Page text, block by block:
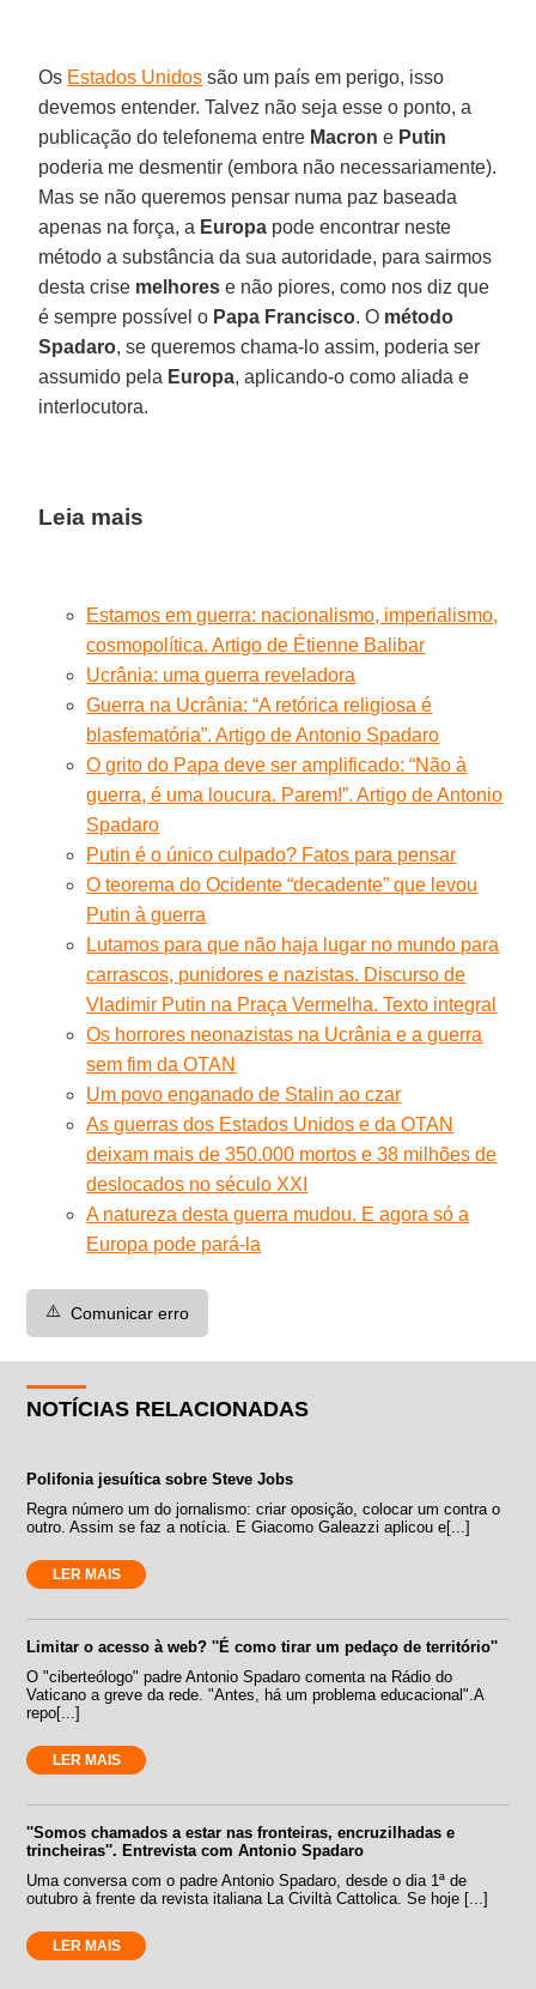
Os Estados Unidos são um país em perigo, isso
devemos entender. Talvez não seja esse o ponto, a
publicação do telefonema entre Macron e Putin
poderia me desmentir (embora não necessariamente).
Mas se não queremos pensar numa paz baseada
apenas na força, a Europa pode encontrar neste
método a substância da sua autoridade, para sairmos
desta crise melhores e não piores, como nos diz que
é sempre possível o Papa Francisco. O método
Spadaro, se queremos chama-lo assim, poderia ser
assumido pela Europa, aplicando-o como aliada e
interlocutora.
Leia mais
Estamos em guerra: nacionalismo, imperialismo,
cosmopolítica. Artigo de Étienne Balibar
Ucrânia: uma guerra reveladora
Guerra na Ucrânia: “A retórica religiosa é
blasfematória”. Artigo de Antonio Spadaro
O grito do Papa deve ser amplificado: “Não à
guerra, é uma loucura. Parem!”. Artigo de Antonio
Spadaro
Putin é o único culpado? Fatos para pensar
O teorema do Ocidente “decadente” que levou
Putin à guerra
Lutamos para que não haja lugar no mundo para
carrascos, punidores e nazistas. Discurso de
Vladimir Putin na Praça Vermelha. Texto integral
Os horrores neonazistas na Ucrânia e a guerra
sem fim da OTAN
Um povo enganado de Stalin ao czar
As guerras dos Estados Unidos e da OTAN
deixam mais de 350.000 mortos e 38 milhões de
deslocados no século XXI
A natureza desta guerra mudou. E agora só a
Europa pode pará-la
⚠️ Comunicar erro
NOTÍCIAS RELACIONADAS
Polifonia jesuítica sobre Steve Jobs
Regra número um do jornalismo: criar oposição, colocar um contra o
outro. Assim se faz a notícia. E Giacomo Galeazzi aplicou e[...]
LER MAIS
Limitar o acesso à web? ''É como tirar um pedaço de território''
O "ciberteólogo" padre Antonio Spadaro comenta na Rádio do
Vaticano a greve da rede. "Antes, há um problema educacional".A
repo[...]
LER MAIS
''Somos chamados a estar nas fronteiras, encruzilhadas e
trincheiras''. Entrevista com Antonio Spadaro
Uma conversa com o padre Antonio Spadaro, desde o dia 1ª de
outubro à frente da revista italiana La Civiltà Cattolica. Se hoje [...]
LER MAIS